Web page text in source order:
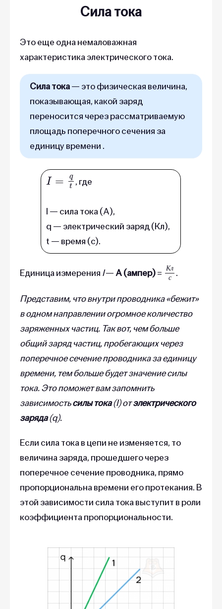
Сила тока
Это еще одна немаловажная
характеристика электрического тока.
Сила тока— это физическая величина,
показывающая, какой заряд
переносится через рассматриваемую
площадь поперечного сечения за
единицу времени .
I=
, где
I — сила тока (А),
q — электрический заряд (Кл),
t — время (с).
Единица измерения I— А (ампер)=
Кл
.
Представим, что внутри проводника «бежит»
в одном направлении огромное количество
заряженных частиц. Так вот, чем больше
общий заряд частиц, пробегающих через
поперечное сечение проводника за единицу
времени, тем больше будет значение силы
тока. Это поможет вам запомнить
зависимостьсилы тока(I) отэлектрического
заряда(q).
Если сила тока в цепи не изменяется, то
величина заряда, прошедшего через
поперечное сечение проводника, прямо
пропорциональна времени его протекания. В
этой зависимости сила тока выступит в роли
коэффициента пропорциональности.